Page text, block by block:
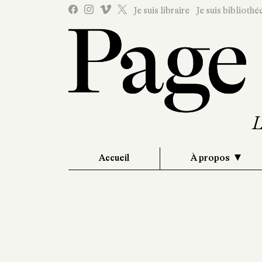
Je suis libraire Je suis
Accueil À propos